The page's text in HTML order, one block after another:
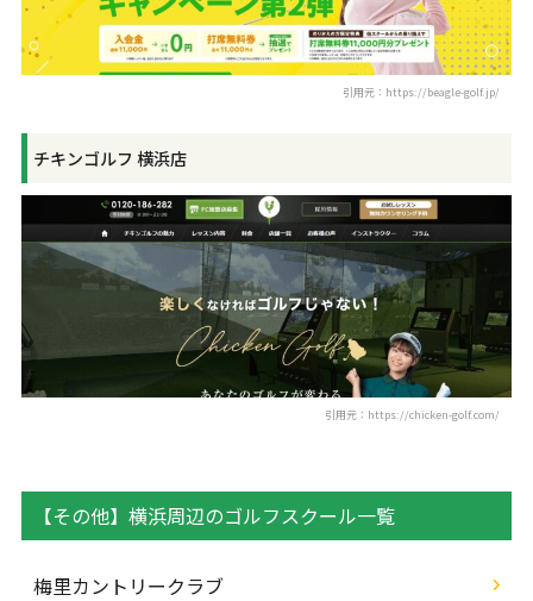
引用元：https://beagle-golf.jp/
チキンゴルフ 横浜店
引用元：https://chicken-golf.com/
【その他】横浜周辺のゴルフスクール一覧
梅里カントリークラブ